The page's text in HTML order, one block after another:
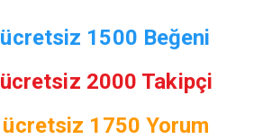
ücretsiz 1500 Beğeni
ücretsiz 2000 Takipçi
ücretsiz 1750 Yorum